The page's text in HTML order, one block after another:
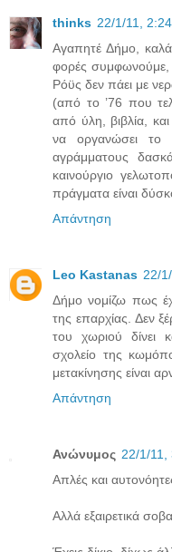
thinks 22/1/11, 2:24
Αγαπητέ Δήμο,
φορές συμφωνούμε,
Ρόϋς δεν πάει με
(από το ’76 που
από ύλη, βιβλία,
να οργανώσει το
αγράμματους
καινούργιο
πράγματα είναι
Απάντηση
Leo Kastanas 22/
Δήμο νομίζω πως
της επαρχίας. Δεν
του χωριού δίνει
σχολείο της
μετακίνησης είναι
Απάντηση
Ανώνυμος 22/1/11,
Απλές και
Αλλά εξαιρετικά